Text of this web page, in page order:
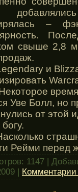
–
свыше 2,8
и
Уве Болл, но
от этой
Рейми перед
1147 |
|